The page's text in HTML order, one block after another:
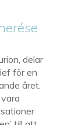
delar
för en
året.